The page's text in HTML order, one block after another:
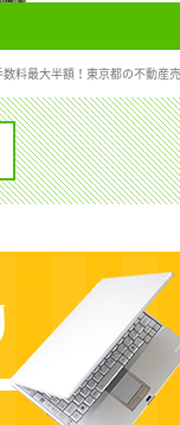
数料最大半額！東京都の不動産